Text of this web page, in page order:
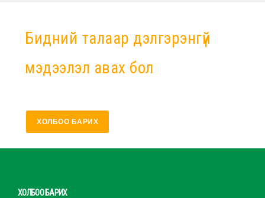
Бидний талаар дэлгэрэнгүй
мэдээлэл авах бол
ХОЛБОО БАРИХ
ХОЛБОО БАРИХ